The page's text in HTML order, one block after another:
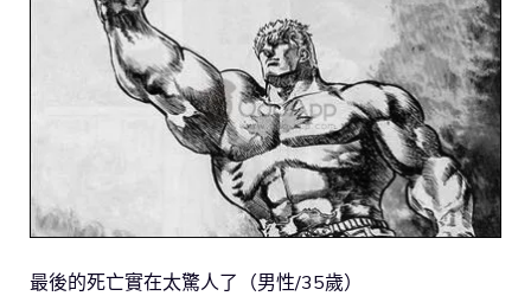
最後的死亡實在太驚人了（男性/35歲）